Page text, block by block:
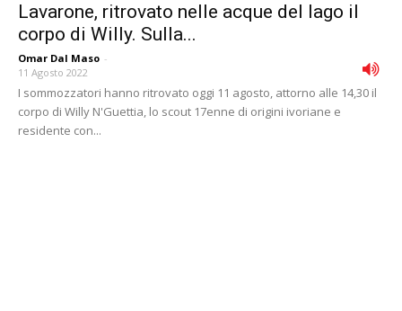
Lavarone, ritrovato nelle acque del lago il
corpo di Willy. Sulla...
Omar Dal Maso -
11 Agosto 2022
I sommozzatori hanno ritrovato oggi 11 agosto, attorno alle 14,30 il
corpo di Willy N'Guettia, lo scout 17enne di origini ivoriane e
residente con...